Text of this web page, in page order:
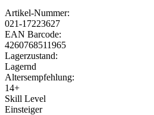
Artikel-Nummer:
021-17223627
EAN Barcode:
4260768511965
Lagerzustand:
Lagernd
Altersempfehlung:
14+
Skill Level
Einsteiger